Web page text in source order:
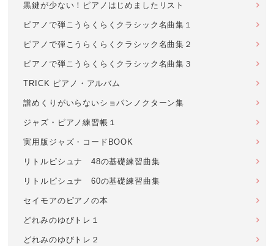
黒鍵が少ない！ピアノはじめましたリスト
ピアノで弾こうらくらくクラシック名曲集１
ピアノで弾こうらくらくクラシック名曲集２
ピアノで弾こうらくらくクラシック名曲集３
TRICK ピアノ・アルバム
譜めくりがいらないショパンノクターン集
ジャズ・ピアノ練習帳１
実用版ジャズ・コードBOOK
リトルピシュナ 48の基礎練習曲集
リトルピシュナ 60の基礎練習曲集
セイモアのピアノの本
どれみのゆびトレ１
どれみのゆびトレ２